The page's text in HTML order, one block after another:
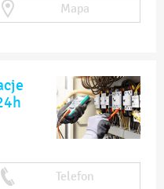
Mapa
Telefon